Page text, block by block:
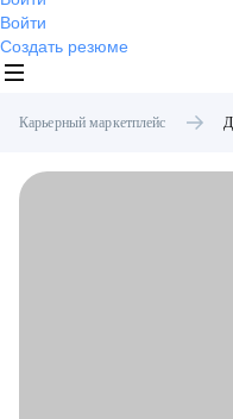
Войти
Создать резюме
Карьерный маркетплейс